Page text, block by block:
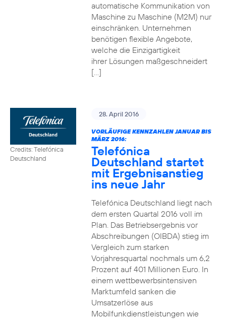
automatische Kommunikation von
Maschine zu Maschine (M2M) nur
einschränken. Unternehmen
benötigen flexible Angebote,
welche die Einzigartigkeit
ihrer Lösungen maßgeschneidert
[…]
Credits: Telefónica
Deutschland
28. April 2016
VORLÄUFIGE KENNZAHLEN JANUAR BIS
MÄRZ 2016:
Telefónica
Deutschland startet
mit Ergebnisanstieg
ins neue Jahr
Telefónica Deutschland liegt nach
dem ersten Quartal 2016 voll im
Plan. Das Betriebsergebnis vor
Abschreibungen (OIBDA) stieg im
Vergleich zum starken
Vorjahresquartal nochmals um 6,2
Prozent auf 401 Millionen Euro. In
einem wettbewerbsintensiven
Marktumfeld sanken die
Umsatzerlöse aus
Mobilfunkdienstleistungen wie